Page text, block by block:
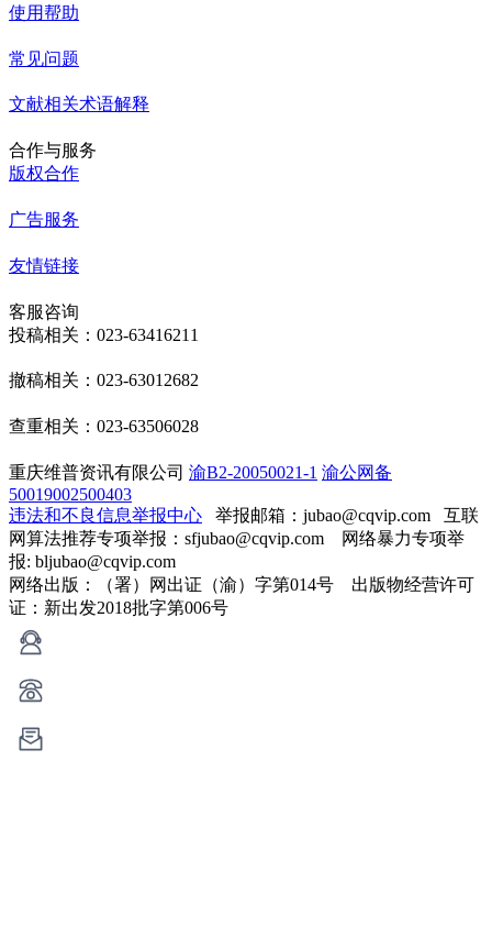
使用帮助
常见问题
文献相关术语解释
合作与服务
版权合作
广告服务
友情链接
客服咨询
投稿相关：023-63416211
撤稿相关：023-63012682
查重相关：023-63506028
重庆维普资讯有限公司 渝B2-20050021-1 渝公网备
50019002500403
违法和不良信息举报中心 举报邮箱：jubao@cqvip.com 互联
网算法推荐专项举报：sfjubao@cqvip.com 网络暴力专项举
报: bljubao@cqvip.com
网络出版：（署）网出证（渝）字第014号 出版物经营许可
证：新出发2018批字第006号